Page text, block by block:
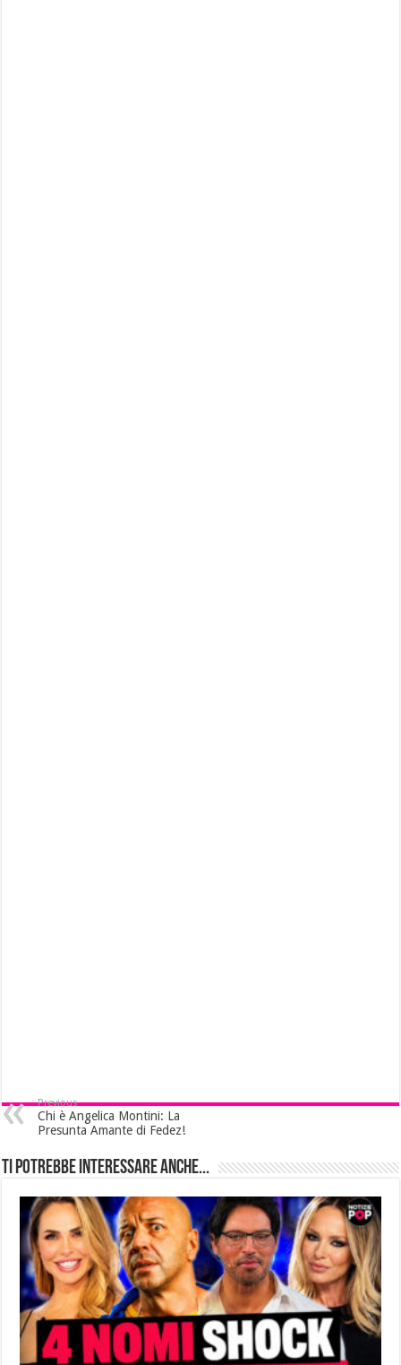
Previous
Chi è Angelica Montini: La
Presunta Amante di Fedez!
Ti potrebbe interessare anche...